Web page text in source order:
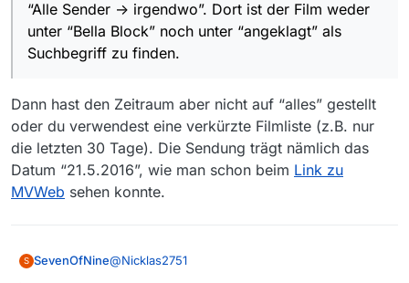
nicht zu finden, Ich suche mit der Funktion “Alle
Sender -> irgendwo”. Dort ist der Film weder
unter “Bella Block” noch unter “angeklagt” als
Suchbegriff zu finden. Auch im
geschrieben um “rumzumeckern”, sondern
darauf aufmerksam zu machen, dass eine
Sendung im MediathekView 13 fehlt. Beim ZDF
ist mir in den letzten 14 Tagen schon öfter
aufgefallen, dass Sendungen nicht in der Liste
stehen, oder erst nach einigen Tagen in der Liste
“Alle Sender -> irgendwo”. Dort ist der Film weder
unter “Bella Block” noch unter “angeklagt” als
Suchbegriff zu finden.
Dann hast den Zeitraum aber nicht auf “alles” gestellt
oder du verwendest eine verkürzte Filmliste (z.B. nur
die letzten 30 Tage). Die Sendung trägt nämlich das
Datum “21.5.2016”, wie man schon beim Link zu
MVWeb sehen konnte.
S SevenOfNine@Nicklas2751